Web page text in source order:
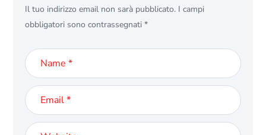
Il tuo indirizzo email non sarà pubblicato. I campi
obbligatori sono contrassegnati*